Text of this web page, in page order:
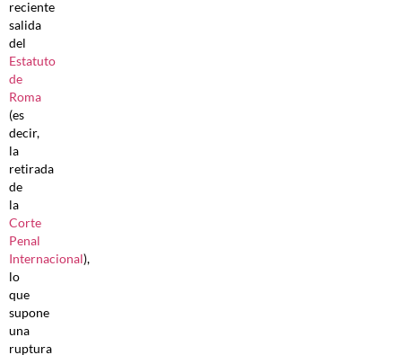
reciente
salida
del
Estatuto
de
Roma
(es
decir,
la
retirada
de
la
Corte
Penal
Internacional),
lo
que
supone
una
ruptura